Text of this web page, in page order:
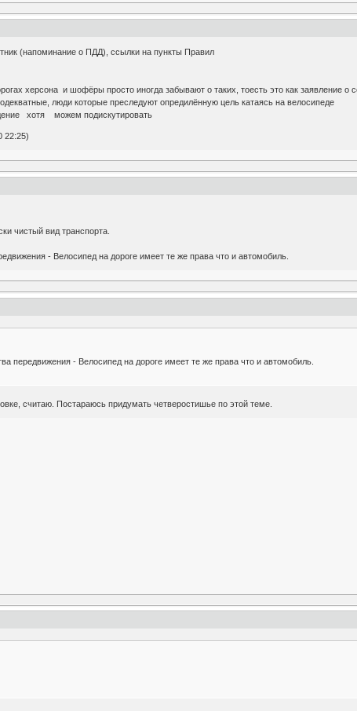
(напоминание о ПДД), ссылки на пункты Правил
херсона и шофёры просто иногда забывают о таких, тоесть это как заявление о
люди которые преследуют опредилённую цель катаясь на велосипеде
хотя можем подискутировать
22:25)
чистый вид транспорта.
- Велосипед на дороге имеет те же права что и автомобиль.
передвижения - Велосипед на дороге имеет те же права что и автомобиль.
считаю. Постараюсь придумать четверостишье по этой теме.